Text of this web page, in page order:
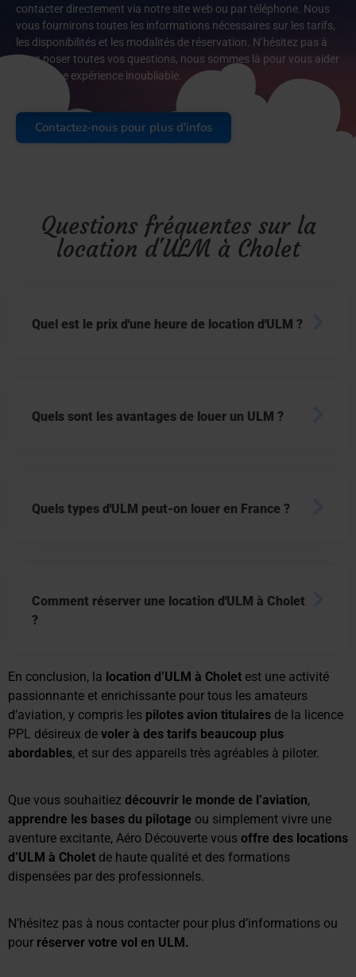
contacter directement via notre site web ou par téléphone. Nous
vous fournirons toutes les informations nécessaires sur les tarifs,
les disponibilités et les modalités de réservation. N’hésitez pas à
nous poser toutes vos questions, nous sommes là pour vous aider
à vivre une expérience inoubliable.
Contactez-nous pour plus d'infos
Questions fréquentes sur la
location d'ULM à Cholet
Quel est le prix d'une heure de location d'ULM ?
Quels sont les avantages de louer un ULM ?
Quels types d'ULM peut-on louer en France ?
Comment réserver une location d'ULM à Cholet
?
En conclusion, la location d’ULM à Cholet est une activité
passionnante et enrichissante pour tous les amateurs
d’aviation, y compris les pilotes avion titulaires de la licence
PPL désireux de voler à des tarifs beaucoup plus
abordables, et sur des appareils très agréables à piloter.
Que vous souhaitiez découvrir le monde de l’aviation,
apprendre les bases du pilotage ou simplement vivre une
aventure excitante, Aéro Découverte vous offre des locations
d’ULM à Cholet de haute qualité et des formations
dispensées par des professionnels.
N’hésitez pas à nous contacter pour plus d’informations ou
pour réserver votre vol en ULM.